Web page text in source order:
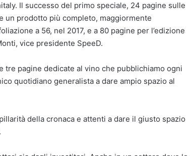
Il successo del primo speciale, 24 pagine sulle
un prodotto più completo, maggiormente
a 56, nel 2017, e a 80 pagine per l’edizione
vice presidente SpeeD.
tre pagine dedicate al vino che pubblichiamo ogni
quotidiano generalista a dare ampio spazio al
della cronaca e attenti a dare il giusto spazio